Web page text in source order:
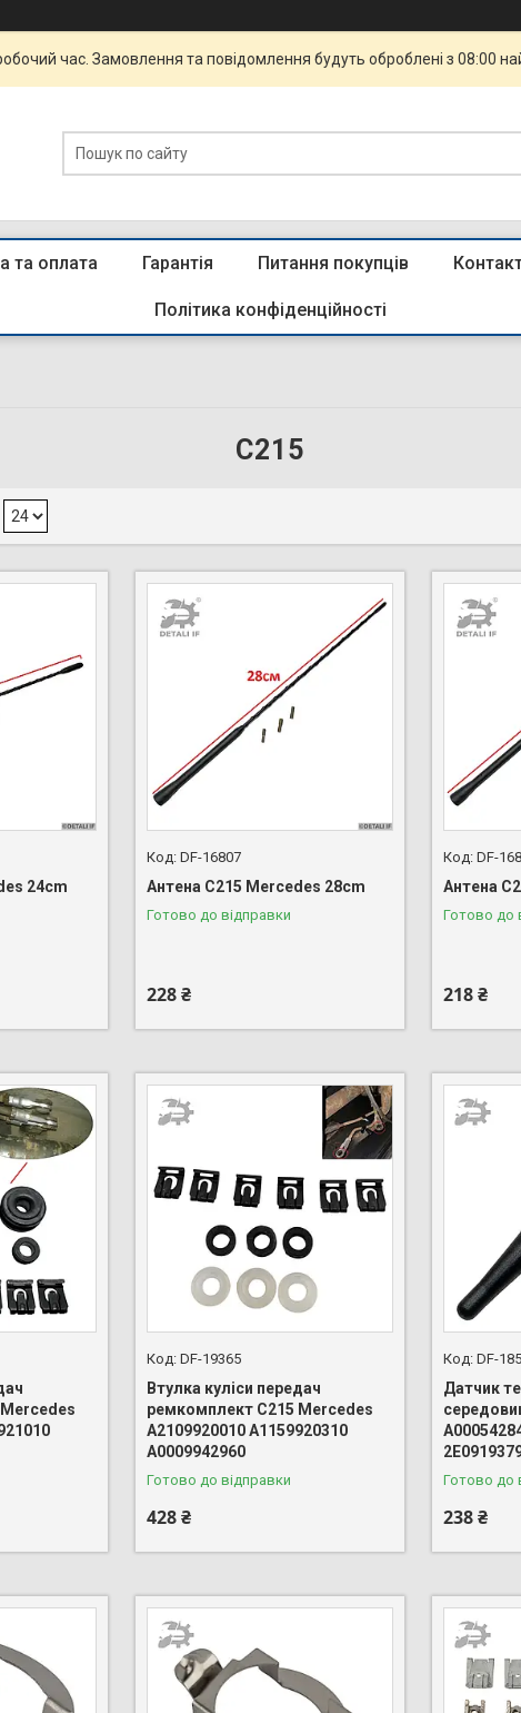
час. Замовлення та повідомлення будуть оброблені з 08:00
та оплата Гарантія Питання покупців
Політика конфіденційності
C215
24cm
DF-16807
Антена C215 Mercedes 28cm
Готово до відправки
228 ₴
DF-
Антена
Готово до
218 ₴
DF-19365
Втулка куліси передач
ремкомплект C215 Mercedes
A2109920010 A1159920310
A0009942960
Готово до відправки
428 ₴
DF-
Датчик
Готово до
238 ₴